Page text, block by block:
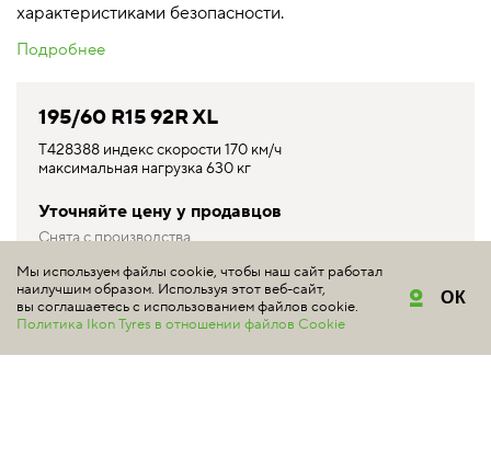
характеристиками безопасности.
Подробнее
195/60 R15 92R XL
T428388 индекс скорости 170 км/ч
максимальная нагрузка 630 кг
Уточняйте цену у продавцов
Снята с производства
КУПИТЬ
Мы используем файлы cookie, чтобы наш сайт работал
наилучшим образом. Используя этот веб-сайт,
вы соглашаетесь с использованием файлов cookie.
Политика Ikon Tyres в отношении файлов Cookie
ОК